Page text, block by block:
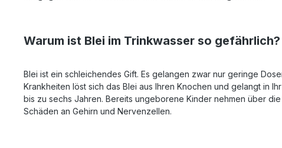
Warum ist Blei im Trinkwasser so gefährlich?
Blei ist ein schleichendes Gift. Es gelangen zwar nur geringe
Krankheiten löst sich das Blei aus Ihren Knochen und gelangt in
bis zu sechs Jahren. Bereits ungeborene Kinder nehmen über
Schäden an Gehirn und Nervenzellen.